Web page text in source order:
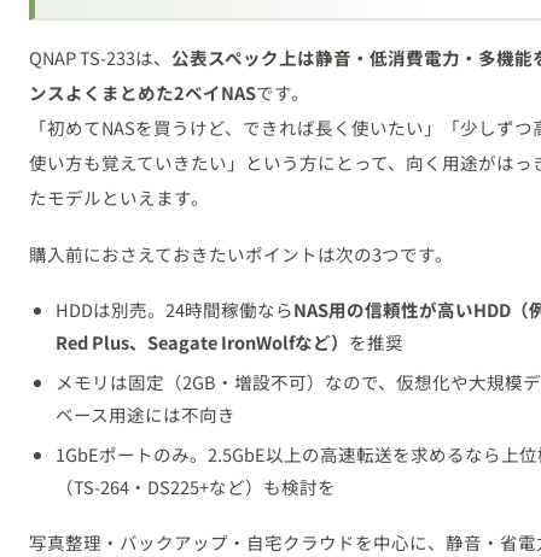
QNAP TS-233は、 公表スペック上は静音・低消費電力・多機能
ンスよくまとめた2ベイNASです。
「初めてNASを買うけど、できれば長く使いたい」「少しずつ
使い方も覚えていきたい」という方にとって、向く用途がはっ
たモデルといえます。
購入前におさえておきたいポイントは次の3つです。
HDDは別売。24時間稼働ならNAS用の信頼性が高いHDD（
Red Plus、Seagate IronWolfなど） を推奨
メモリは固定（2GB・増設不可）なので、仮想化や大規模
ベース用途には不向き
1GbEポートのみ。2.5GbE以上の高速転送を求めるなら上
（TS-264・DS225+など）も検討を
写真整理・バックアップ・自宅クラウドを中心に、静音・省